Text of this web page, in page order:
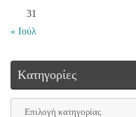
« Ιούλ
31
Kατηγορίες